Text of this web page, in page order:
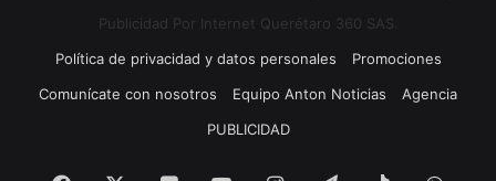
Publicidad Por Internet Querétaro 360 SAS.
Política de privacidad y datos personales
Promociones
Comunícate con nosotros
Equipo Anton Noticias
Agencia
PUBLICIDAD